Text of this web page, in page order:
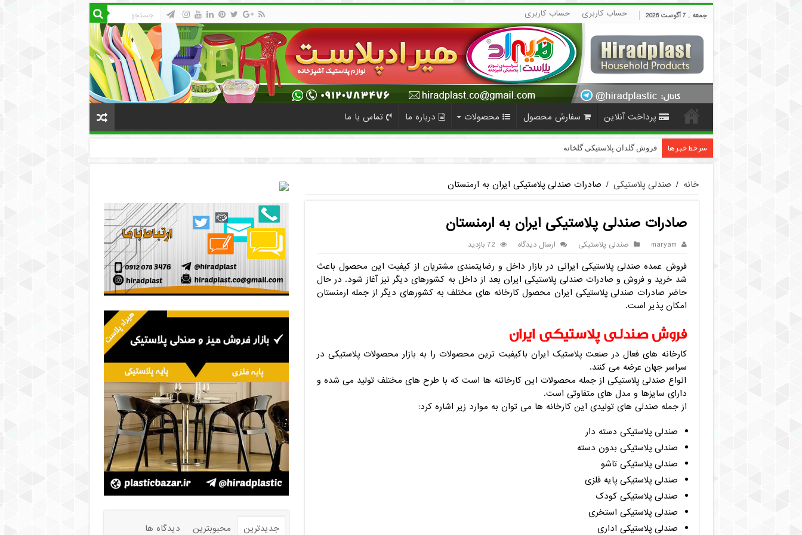
جمعه , 7 آگوست 2026 حساب کاربری حساب کاربری
پرداخت آنلاین سفارش محصول محصولات درباره ما تماس با ما
سرخط خبرها فروش گلدان پلاستیکی گلخانه به صورت آنلاین
خانه / صندلی پلاستیکی / صادرات صندلی پلاستیکی ایران به ارمنستان
صادرات صندلی پلاستیکی ایران به ارمنستان
maryam صندلی پلاستیکی ارسال دیدگاه 72 بازدید
فروش عمده صندلی پلاستیکی ایرانی در بازار داخل و رضایتمندی مشتریان از کیفیت این محصول باعث
شد خرید و فروش و صادرات صندلی پلاستیکی ایران بعد از داخل به کشورهای دیگر نیز آغاز شود. در حال
حاضر صادرات صندلی پلاستیکی ایران محصول کارخانه های مختلف به کشورهای دیگر از جمله ارمنستان
امکان پذیر است.
فروش صندلی پلاستیکی ایران
کارخانه های فعال در صنعت پلاستیک ایران باکیفیت ترین محصولات را به بازار محصولات پلاستیکی در
سراسر جهان عرضه می کنند.
انواع صندلی پلاستیکی از جمله محصولات این کارخاتنه ها است که با طرح های مختلف تولید می شده و
دارای سایزها و مدل های متفاوتی است.
از جمله صندلی های تولیدی این کارخانه ها می توان به موارد زیر اشاره کرد:
صندلی پلاستیکی دسته دار
صندلی پلاستیکی بدون دسته
صندلی پلاستیکی تاشو
صندلی پلاستیکی پایه فلزی
صندلی پلاستیکی کودک
صندلی پلاستیکی استخری
صندلی پلاستیکی اداری
جدیدترین محبوبترین دیدگاه ها